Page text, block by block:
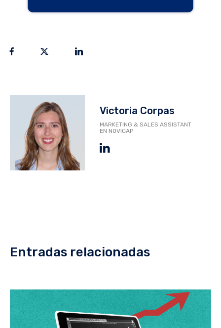
Victoria Corpas
MARKETING & SALES ASSISTANT
EN NOVICAP
Entradas relacionadas